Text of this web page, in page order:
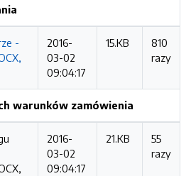
-
2016-
03-02
09:04:17
15.KB
810
razy
warunków zamówienia
2016-
03-02
09:04:17
21.KB
55
razy